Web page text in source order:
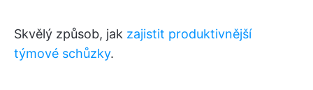
Skvělý způsob, jak zajistit produktivnější
týmové schůzky.